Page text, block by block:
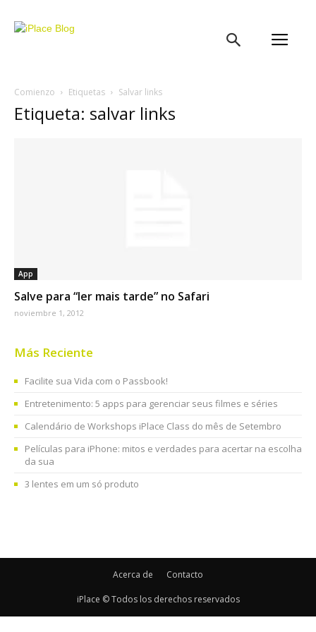
Comienzo Etiquetas Salvar links
Etiqueta: salvar links
App
Salve para “ler mais tarde” no Safari
noviembre 1, 2012
Más Reciente
Facilite sua Vida com o Passbook!
Entretenimento: 5 apps para gerenciar seus filmes e séries
Calendário de Workshops iPlace Class do mês de Setembro
Películas para iPhone: mitos e verdades para acertar na escolha
da sua
3 lentes em um só produto
Acerca de Contacto
iPlace © Todos los derechos reservados